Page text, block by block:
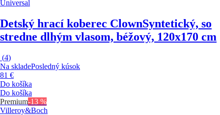
Universal
Detský hrací koberec ClownSyntetický, so
stredne dlhým vlasom, béžový, 120x170 cm
(4)
Na skladePosledný kúsok
81 €
Do košíka
Do košíka
Premium-13 %
Villeroy&Boch